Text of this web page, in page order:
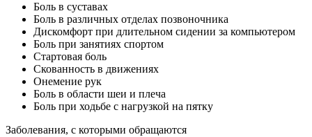
Боль в суставах
Боль в различных отделах позвоночника
Дискомфорт при длительном сидении за компьютером
Боль при занятиях спортом
Стартовая боль
Скованность в движениях
Онемение рук
Боль в области шеи и плеча
Боль при ходьбе с нагрузкой на пятку
Заболевания, с которыми обращаются